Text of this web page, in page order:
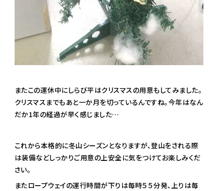
またこの運休中にしらび平はクリスマスの用意もしてみました。
クリスマスまでもあと一か月を切っているんですね。今年はなん
だか1年の経過が早く感じました…
これから本格的に冬山シーズンとなりますが、登山をされる際
は装備などしっかりご用意の上安全に気をつけてお楽しみくだ
さい。
またロープウェイの運行時間が下りは毎時５５分発、上りは毎